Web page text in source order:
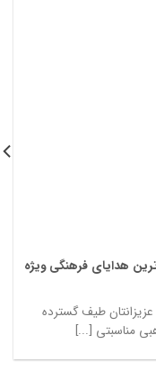
هدایای فرهنگی ویژه
طیف گسترده
مناسبتی [...]